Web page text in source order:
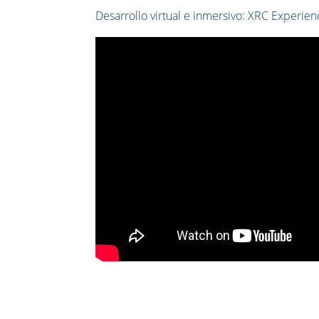
Desarrollo virtual e inmersivo: XRC